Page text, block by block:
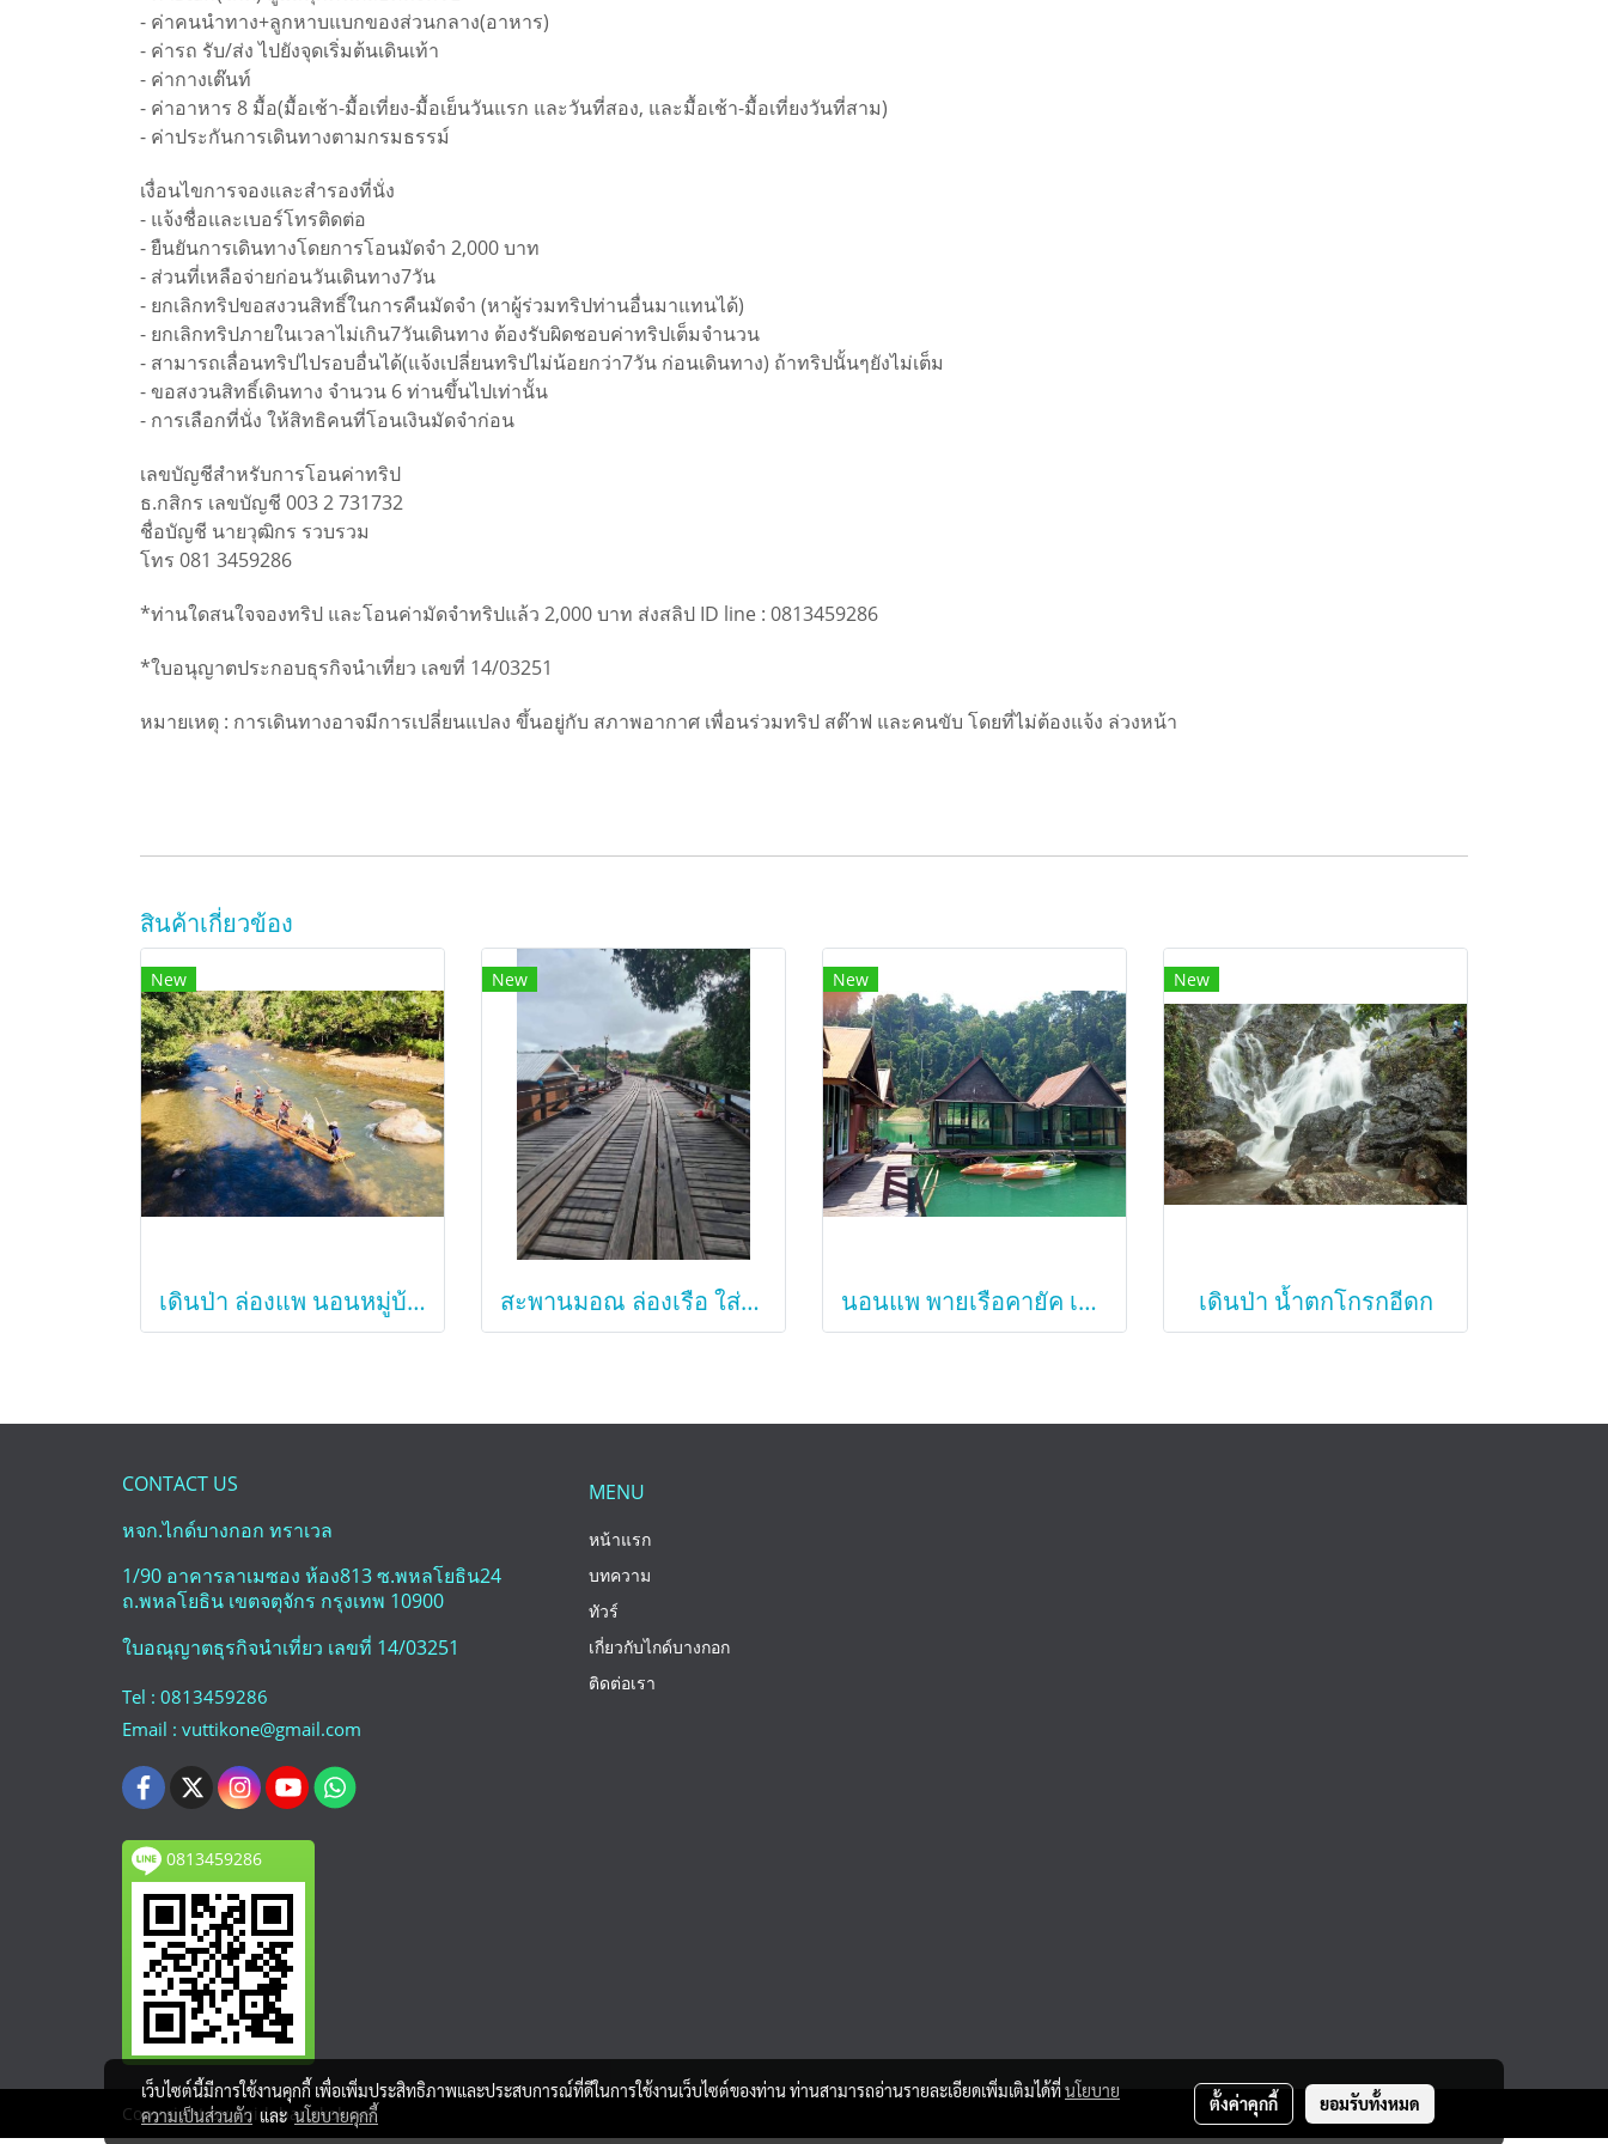
- ค่าคนนำทาง+ลูกหาบแบกของส่วนกลาง(อาหาร)
- ค่ารถ รับ/ส่ง ไปยังจุดเริ่มต้นเดินเท้า
- ค่ากางเต๊นท์
- ค่าอาหาร 8 มื้อ(มื้อเช้า-มื้อเที่ยง-มื้อเย็นวันแรก และวันที่สอง, และมื้อเช้า-มื้อเที่ยงวันที่สาม)
- ค่าประกันการเดินทางตามกรมธรรม์
เงื่อนไขการจองและสำรองที่นั่ง
- แจ้งชื่อและเบอร์โทรติดต่อ
- ยืนยันการเดินทางโดยการโอนมัดจำ 2,000 บาท
- ส่วนที่เหลือจ่ายก่อนวันเดินทาง7วัน
- ยกเลิกทริปขอสงวนสิทธิ์ในการคืนมัดจำ (หาผู้ร่วมทริปท่านอื่นมาแทนได้)
- ยกเลิกทริปภายในเวลาไม่เกิน7วันเดินทาง ต้องรับผิดชอบค่าทริปเต็มจำนวน
- สามารถเลื่อนทริปไปรอบอื่นได้(แจ้งเปลี่ยนทริปไม่น้อยกว่า7วัน ก่อนเดินทาง) ถ้าทริปนั้นๆยังไม่เต็ม
- ขอสงวนสิทธิ์เดินทาง จำนวน 6 ท่านขึ้นไปเท่านั้น
- การเลือกที่นั่ง ให้สิทธิคนที่โอนเงินมัดจำก่อน
เลขบัญชีสำหรับการโอนค่าทริป
ธ.กสิกร เลขบัญชี 003 2 731732
ชื่อบัญชี นายวุฒิกร รวบรวม
โทร 081 3459286
*ท่านใดสนใจจองทริป และโอนค่ามัดจำทริปแล้ว 2,000 บาท ส่งสลิป ID line : 0813459286
*ใบอนุญาตประกอบธุรกิจนำเที่ยว เลขที่ 14/03251
หมายเหตุ : การเดินทางอาจมีการเปลี่ยนแปลง ขึ้นอยู่กับ สภาพอากาศ เพื่อนร่วมทริป สต๊าฟ และคนขับ โดยที่ไม่ต้องแจ้ง ล่วงหน้า
สินค้าเกี่ยวข้อง
New
เดินป่า ล่องแพ นอนหมู่บ้านชาวเขา
New
สะพานมอณ ล่องเรือ ใส่บาตรเช้า สังขละบุรี
New
นอนแพ พายเรือคายัค เขื่อนเชี่ยวหลาน กุ้ยหลินเมืองไทย
New
เดินป่า น้ำตกโกรกอีดก
CONTACT US
หจก.ไกด์บางกอก ทราเวล
1/90 อาคารลาเมซอง ห้อง813 ซ.พหลโยธิน24
ถ.พหลโยธิน เขตจตุจักร กรุงเทพ 10900
ใบอณุญาตธุรกิจนำเที่ยว เลขที่ 14/03251
Tel : 0813459286
Email : vuttikone@gmail.com
0813459286
MENU
หน้าแรก
บทความ
ทัวร์
เกี่ยวกับไกด์บางกอก
ติดต่อเรา
Copy right by guidebangkok.net
เว็บไซต์นี้มีการใช้งานคุกกี้ เพื่อเพิ่มประสิทธิภาพและประสบการณ์ที่ดีในการใช้งานเว็บไซต์ของท่าน ท่านสามารถอ่านรายละเอียดเพิ่มเติมได้ที่นโยบาย
ความเป็นส่วนตัวและนโยบายคุกกี้
ตั้งค่าคุกกี้ ยอมรับทั้งหมด